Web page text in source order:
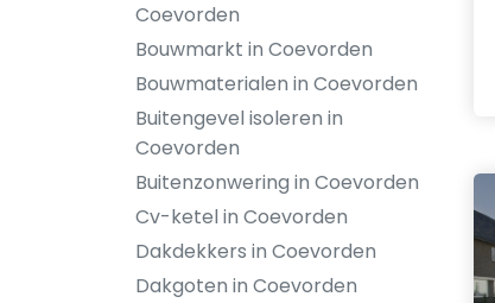
Coevorden
Bouwmarkt in Coevorden
Bouwmaterialen in Coevorden
Buitengevel isoleren in
Coevorden
Buitenzonwering in Coevorden
Cv-ketel in Coevorden
Dakdekkers in Coevorden
Dakgoten in Coevorden